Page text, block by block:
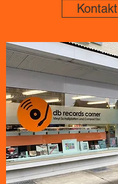
Kontakt